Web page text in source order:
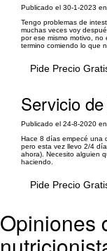
Publicado el 30-1-2023
Tengo problemas de
muchas veces voy
por ese mismo motivo,
termino comiendo lo que
Pide Precio
Servicio
Publicado el 24-8-2020
Hace 8 días empecé una
pero esta vez llevo 2/4
ahora). Necesito alguien
haciendo.
Pide Precio
Opiniones